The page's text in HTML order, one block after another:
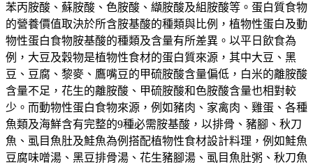
苯丙胺酸、蘇胺酸、色胺酸、纈胺酸及組胺酸等。蛋白質食物
的營養價值取決於所含胺基酸的種類與比例，植物性蛋白及動
物性蛋白食物胺基酸的種類及含量有所差異。以平日飲食為
例，大豆及穀物是植物性食材的蛋白質來源，其中大豆、黑
豆、豆腐、黎麥、鷹嘴豆的甲硫胺酸含量偏低，白米的離胺酸
含量不足，花生的離胺酸、甲硫胺酸和色胺酸含量也相對較
少。而動物性蛋白食物來源，例如豬肉、家禽肉、雞蛋、各種
魚類及海鮮含有完整的9種必需胺基酸，以排骨、豬腳、秋刀
魚、虱目魚肚及鮭魚為例搭配植物性食材設計料理，例如鮭魚
豆腐味噌湯、黑豆排骨湯、花生豬腳湯、虱目魚肚粥、秋刀魚